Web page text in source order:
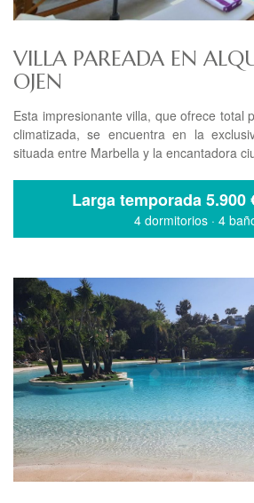
VILLA PAREADA EN
OJEN
Esta impresionante villa, que ofrece total
climatizada, se encuentra en la
situada entre Marbella y la encantadora
Larga temporada5.900
4 dormitorios · 4